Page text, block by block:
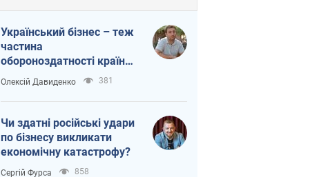
Український бізнес – теж
частина
обороноздатності країни.
Не віддавайте їхній ринок
чужим
Олексій Давиденко 381
Чи здатні російські удари
по бізнесу викликати
економічну катастрофу?
Сергій Фурса 858